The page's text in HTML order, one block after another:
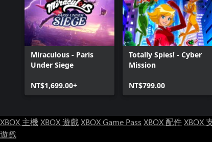
Miraculous - Paris
Under Siege
NT$1,699.00+
Totally Spies! - Cyber
Mission
NT$799.00
XBOX 主機XBOX 遊戲XBOX Game Pass XBOX 配件XBOX
遊戲